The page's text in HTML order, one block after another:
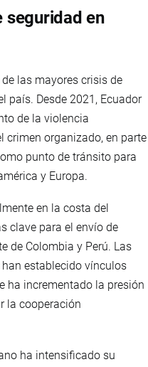
seguridad en
las mayores crisis de
país. Desde 2021, Ecuador
de la violencia
crimen organizado, en parte
punto de tránsito para
y Europa.
en la costa del
clave para el envío de
de Colombia y Perú. Las
establecido vínculos
ha incrementado la presión
la cooperación
ha intensificado su